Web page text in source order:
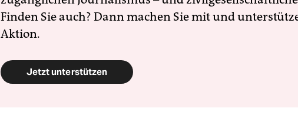
Finden Sie auch? Dann machen Sie mit und
Aktion.
Jetzt unterstützen